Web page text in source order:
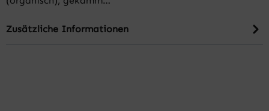
Zusätzliche Informationen